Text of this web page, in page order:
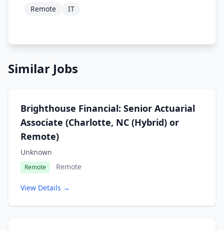
Remote IT
Similar Jobs
Brighthouse Financial: Senior Actuarial
Associate (Charlotte, NC (Hybrid) or
Remote)
Unknown
Remote Remote
View Details →